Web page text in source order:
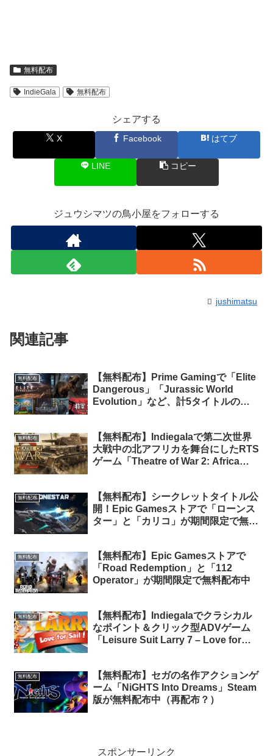
無料配布
IndieGala 無料配布
シェアする
X Facebook はてブ
LINE コピー
ジュウシマツの鳥小屋をフォローする
jushimatsu
関連記事
無料配布
【無料配布】Prime Gamingで「Elite
Dangerous」「Jurassic World
Evolution」など、計5タイトルの無
無料配布
【無料配布】Indiegalaで第二次世界
大戦中の北アフリカを舞台にしたRTS
ゲーム「Theatre of War 2: Africa
無料配布
【無料配布】シークレットタイトル公
開！Epic Gamesストアで「ローンス
ター」と「カリコ」が期間限定で無料
無料配布
【無料配布】Epic Gamesストアで
「Road Redemption」と「112
Operator」が期間限定で無料配布中
無料配布
【無料配布】Indiegalaでクラシカル
なポイント＆クリック型ADVゲーム
「Leisure Suit Larry 7 – Love for
無料配布
【無料配布】セガの名作アクションゲ
ーム「NiGHTS Into Dreams」Steam
版が無料配布中（再配布？）
スポンサーリンク